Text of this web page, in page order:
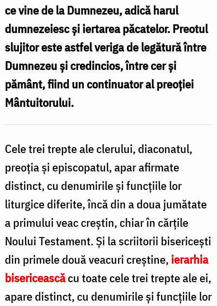
/
Foto:
Oana
Nechifor
ce vine de la Dumnezeu, adică harul
dumnezeiesc și iertarea păcatelor. Preotul
slujitor este astfel veriga de legătură între
Dumnezeu și credincios, între cer și
pământ, fiind un continuator al preoției
Mântuitorului.
Cele trei trepte ale clerului, diaconatul,
preoția și episcopatul, apar afirmate
distinct, cu denumirile și funcțiile lor
liturgice diferite, încă din a doua jumătate
a primului veac creștin, chiar în cărțile
Noului Testament. Și la scriitorii bisericești
din primele două veacuri creștine, ierarhia
bisericeascăcu toate cele trei trepte ale ei,
apare distinct, cu denumirile și funcțiile lor